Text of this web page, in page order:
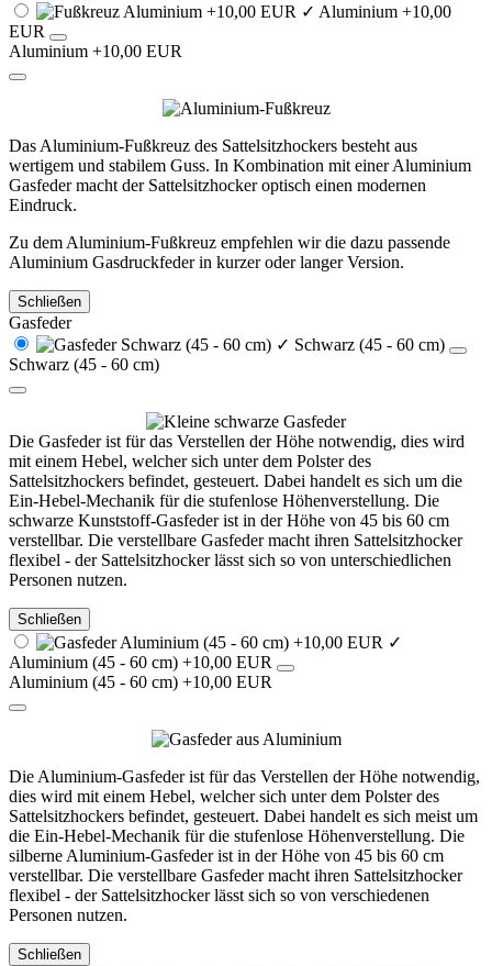
✓ Aluminium +10,00
EUR
Aluminium +10,00 EUR
Das Aluminium-Fußkreuz des Sattelsitzhockers besteht aus
wertigem und stabilem Guss. In Kombination mit einer Aluminium
Gasfeder macht der Sattelsitzhocker optisch einen modernen
Eindruck.
Zu dem Aluminium-Fußkreuz empfehlen wir die dazu passende
Aluminium Gasdruckfeder in kurzer oder langer Version.
Schließen
Gasfeder
✓ Schwarz (45 - 60 cm)
Schwarz (45 - 60 cm)
Die Gasfeder ist für das Verstellen der Höhe notwendig, dies wird
mit einem Hebel, welcher sich unter dem Polster des
Sattelsitzhockers befindet, gesteuert. Dabei handelt es sich um die
Ein-Hebel-Mechanik für die stufenlose Höhenverstellung. Die
schwarze Kunststoff-Gasfeder ist in der Höhe von 45 bis 60 cm
verstellbar. Die verstellbare Gasfeder macht ihren Sattelsitzhocker
flexibel - der Sattelsitzhocker lässt sich so von unterschiedlichen
Personen nutzen.
Schließen
✓
Aluminium (45 - 60 cm) +10,00 EUR
Aluminium (45 - 60 cm) +10,00 EUR
Die Aluminium-Gasfeder ist für das Verstellen der Höhe notwendig,
dies wird mit einem Hebel, welcher sich unter dem Polster des
Sattelsitzhockers befindet, gesteuert. Dabei handelt es sich meist um
die Ein-Hebel-Mechanik für die stufenlose Höhenverstellung. Die
silberne Aluminium-Gasfeder ist in der Höhe von 45 bis 60 cm
verstellbar. Die verstellbare Gasfeder macht ihren Sattelsitzhocker
flexibel - der Sattelsitzhocker lässt sich so von verschiedenen
Personen nutzen.
Schließen